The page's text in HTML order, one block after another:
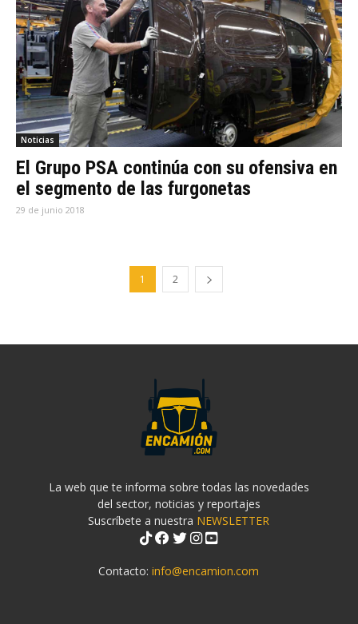
Noticias
El Grupo PSA continúa con su ofensiva en
el segmento de las furgonetas
29 de junio 2018
1 2
La web que te informa sobre todas las novedades
del sector, noticias y reportajes
Suscríbete a nuestra NEWSLETTER
Contacto:info@encamion.com